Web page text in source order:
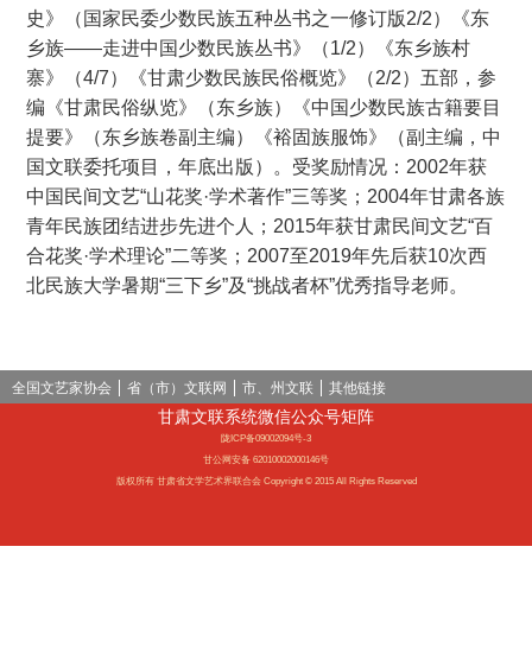
史》（国家民委少数民族五种丛书之一修订版2/2）《东
乡族——走进中国少数民族丛书》（1/2）《东乡族村
寨》（4/7）《甘肃少数民族民俗概览》（2/2）五部，参
编《甘肃民俗纵览》（东乡族）《中国少数民族古籍要目
提要》（东乡族卷副主编）《裕固族服饰》（副主编，中
国文联委托项目，年底出版）。受奖励情况：2002年获
中国民间文艺“山花奖·学术著作”三等奖；2004年甘肃各族
青年民族团结进步先进个人；2015年获甘肃民间文艺“百
合花奖·学术理论”二等奖；2007至2019年先后获10次西
北民族大学暑期“三下乡”及“挑战者杯”优秀指导老师。
全国文艺家协会 省（市）文联网 市、州文联 其他链接
甘肃文联系统微信公众号矩阵
陇ICP备09002094号-3
甘公网安备 62010002000146号
版权所有 甘肃省文学艺术界联合会 Copyright © 2015 All Rights Reserved